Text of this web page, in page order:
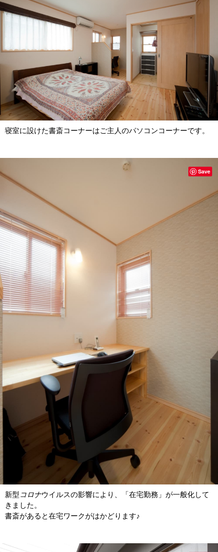
寝室に設けた書斎コーナーはご主人のパソコンコーナーです。
新型コロナウイルスの影響により、「在宅勤務」が一般化して
きました。
書斎があると在宅ワークがはかどります♪
Save